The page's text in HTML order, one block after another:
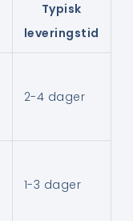
Typisk
leveringstid
2-4 dager
1-3 dager